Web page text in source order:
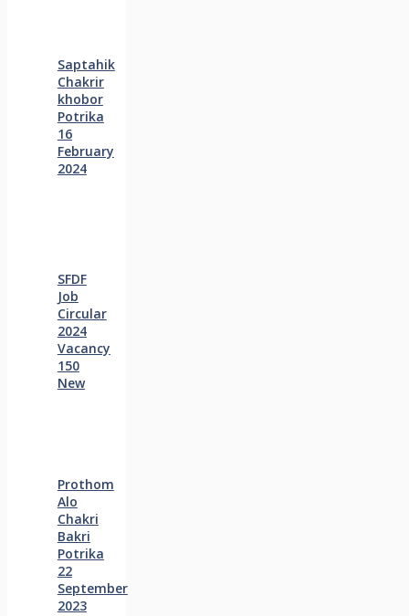
Saptahik
Chakrir
khobor
Potrika
16
February
2024
SFDF
Job
Circular
2024
Vacancy
150
New
Prothom
Alo
Chakri
Bakri
Potrika
22
September
2023